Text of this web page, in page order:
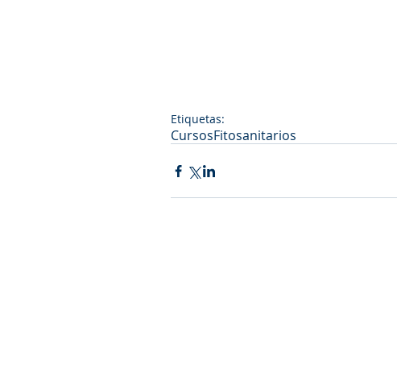
Etiquetas:
CursosFitosanitarios